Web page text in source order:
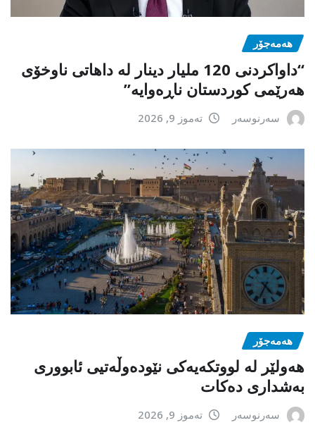
هەمەجۆر
“داواکردنی 120 ملیار دینار لە داهاتی ناوخۆی
هەرێمی کوردستان ناڕەوایە”
سەرنوسەر تەموز 9, 2026
هەمەجۆر
ھەولێر لە لووتکەیەکی نێودەوڵەتیی ئابووری
بەشداری دەکات
سەرنوسەر تەموز 9, 2026